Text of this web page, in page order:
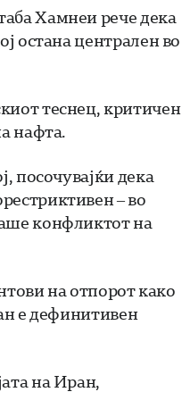
Хамнеи рече дека
остана централен во
теснец, критичен
нафта.
посочувајќи дека
– во
конфликтот на
на отпорот како
е дефинитивен
на Иран,